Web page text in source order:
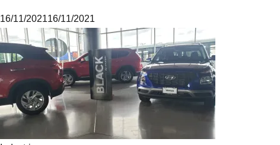
M
i
16/11/202116/11/2021